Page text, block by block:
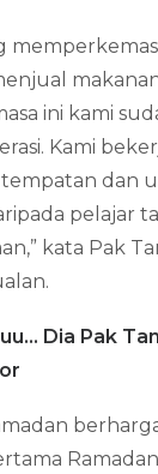
ini kami
Kami
dan
pelajar
kata Pak
Dia Pak
berharga